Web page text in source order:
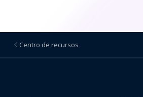
Centro de recursos